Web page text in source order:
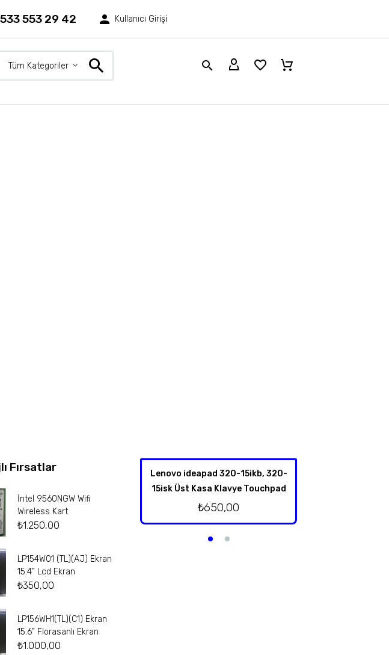
553 29 42 Kullanıcı Girişi
Tüm Kategoriler
Fırsatlar
İntel 9560NGW Wifi
Wireless Kart
₺1.250,00
LP154W01 (TL)(AJ) Ekran
15.4” Lcd Ekran
₺350,00
LP156WH1(TL)(C1) Ekran
15.6” Florasanlı Ekran
₺1.000,00
Lenovo ideapad 320-15ikb, 320-
15isk Üst Kasa Klavye Touchpad
₺650,00